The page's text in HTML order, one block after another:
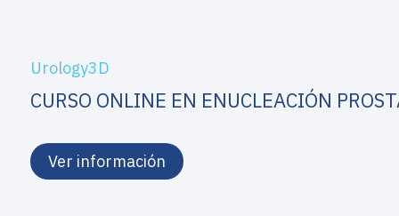
Urology3D
CURSO ONLINE EN ENUCLEACIÓN
Ver información